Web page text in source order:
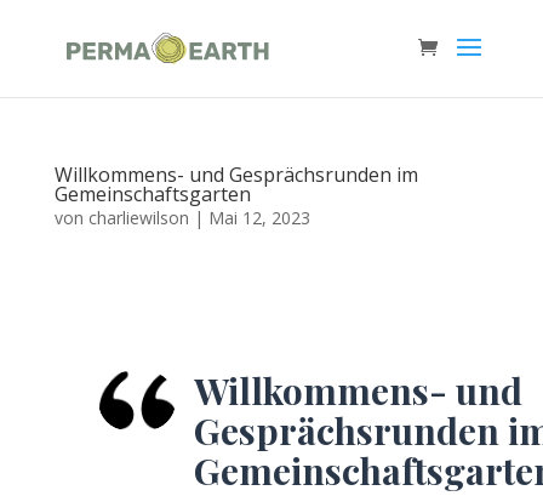
Willkommens- und Gesprächsrunden im
Gemeinschaftsgarten
von charliewilson | Mai 12, 2023
Willkommens- und
Gesprächsrunden